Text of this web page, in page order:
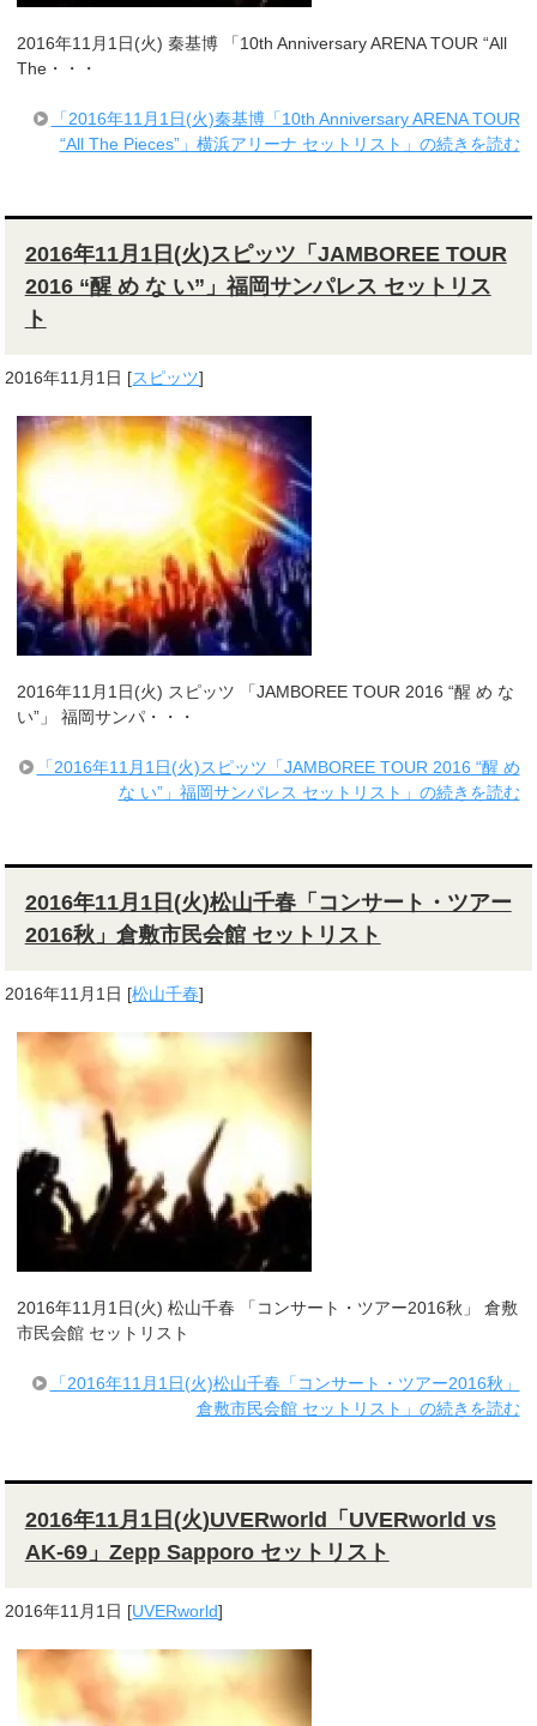
2016年11月1日(火) 秦基博 「10th Anniversary ARENA TOUR “All
The・・・
「2016年11月1日(火)秦基博「10th Anniversary ARENA TOUR
“All The Pieces”」横浜アリーナ セットリスト」の続きを読む
2016年11月1日(火)スピッツ「JAMBOREE TOUR
2016 “醒 め な い”」福岡サンパレス セットリス
ト
2016年11月1日 [スピッツ]
2016年11月1日(火) スピッツ 「JAMBOREE TOUR 2016 “醒 め な
い”」 福岡サンパ・・・
「2016年11月1日(火)スピッツ「JAMBOREE TOUR 2016 “醒 め
な い”」福岡サンパレス セットリスト」の続きを読む
2016年11月1日(火)松山千春「コンサート・ツアー
2016秋」倉敷市民会館 セットリスト
2016年11月1日 [松山千春]
2016年11月1日(火) 松山千春 「コンサート・ツアー2016秋」 倉敷
市民会館 セットリスト
「2016年11月1日(火)松山千春「コンサート・ツアー2016秋」
倉敷市民会館 セットリスト」の続きを読む
2016年11月1日(火)UVERworld「UVERworld vs
AK-69」Zepp Sapporo セットリスト
2016年11月1日 [UVERworld]